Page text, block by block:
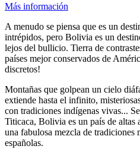
Más información
A menudo se piensa que es un
intrépidos, pero Bolivia es un
lejos del bullicio. Tierra de
países mejor conservados de
discretos!
Montañas que golpean un cielo
extiende hasta el infinito,
con tradiciones indígenas vivas...
Titicaca, Bolivia es un país de altas
una fabulosa mezcla de tradiciones
españolas.